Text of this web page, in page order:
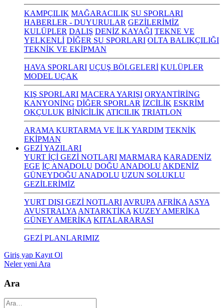
KAMPÇILIK MAĞARACILIK SU SPORLARI
HABERLER - DUYURULAR GEZİLERİMİZ
KULÜPLER DALIŞ DENİZ KAYAĞI TEKNE VE
YELKENLİ DİĞER SU SPORLARI OLTA BALIKÇILIĞI
TEKNİK VE EKİPMAN
HAVA SPORLARI UÇUŞ BÖLGELERİ KULÜPLER
MODEL UÇAK
KIŞ SPORLARI MACERA YARIŞI ORYANTİRİNG
KANYONİNG DİĞER SPORLAR İZCİLİK ESKRİM
OKÇULUK BİNİCİLİK ATICILIK TRIATLON
ARAMA KURTARMA VE İLK YARDIM TEKNİK
EKİPMAN
GEZİ YAZILARI
YURT İÇİ GEZİ NOTLARI MARMARA KARADENİZ
EGE İÇ ANADOLU DOĞU ANADOLU AKDENİZ
GÜNEYDOĞU ANADOLU UZUN SOLUKLU
GEZİLERİMİZ
YURT DIŞI GEZİ NOTLARI AVRUPA AFRİKA ASYA
AVUSTRALYA ANTARKTİKA KUZEY AMERİKA
GÜNEY AMERİKA KITALARARASI
GEZİ PLANLARIMIZ
Giriş yap Kayıt Ol
Neler yeni Ara
Ara